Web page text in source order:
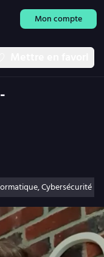
Mon compte
Cybersécurité